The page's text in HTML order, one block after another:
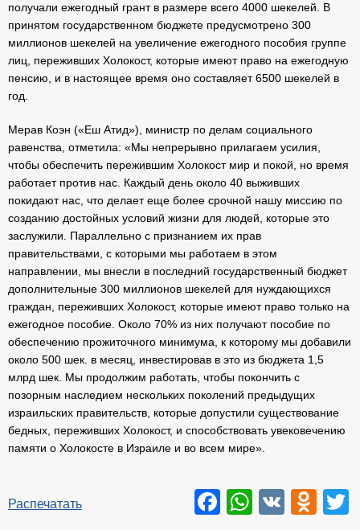
получали ежегодный грант в размере всего 4000 шекелей. В
принятом государственном бюджете предусмотрено 300
миллионов шекелей на увеличение ежегодного пособия группе
лиц, переживших Холокост, которые имеют право на ежегодную
пенсию, и в настоящее время оно составляет 6500 шекелей в
год.
Мерав Коэн («Еш Атид»), министр по делам социального
равенства, отметила: «Мы непрерывно прилагаем усилия,
чтобы обеспечить пережившим Холокост мир и покой, но время
работает против нас. Каждый день около 40 выживших
покидают нас, что делает еще более срочной нашу миссию по
созданию достойных условий жизни для людей, которые это
заслужили. Параллельно с признанием их прав
правительствами, с которыми мы работаем в этом
направлении, мы внесли в последний государственный бюджет
дополнительные 300 миллионов шекелей для нуждающихся
граждан, переживших Холокост, которые имеют право только на
ежегодное пособие. Около 70% из них получают пособие по
обеспечению прожиточного минимума, к которому мы добавили
около 500 шек. в месяц, инвестировав в это из бюджета 1,5
млрд шек. Мы продолжим работать, чтобы покончить с
позорным наследием нескольких поколений предыдущих
израильских правительств, которые допустили существование
бедных, переживших Холокост, и способствовать увековечению
памяти о Холокосте в Израиле и во всем мире».
Распечатать Facebook
VK